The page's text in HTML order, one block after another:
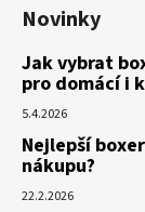
Novinky
Jak vybrat
pro domácí i
5.4.2026
Nejlepší
nákupu?
22.2.2026